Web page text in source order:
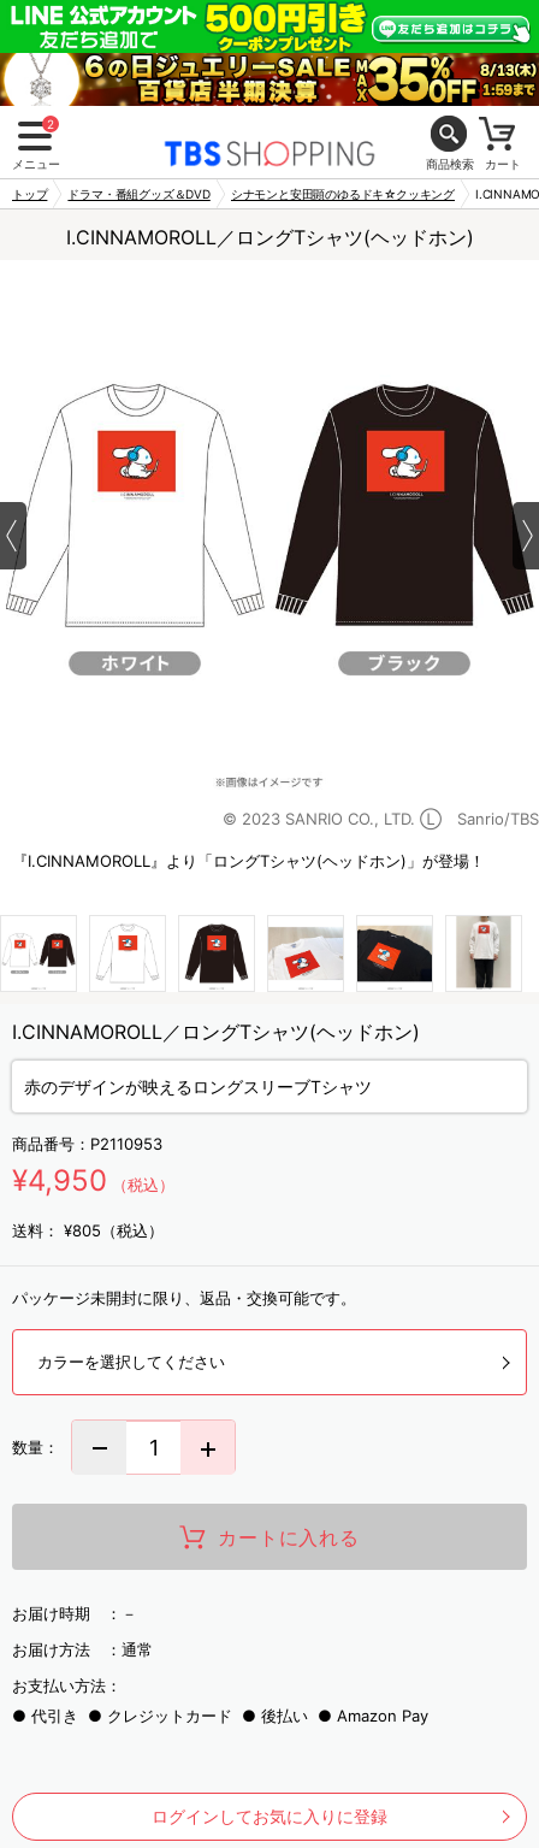
2
メニュー 商品検索 カート
トップ ドラマ・番組グッズ＆DVD シナモンと安田顕のゆるドキ☆クッキング
I.CINNAMOROLL／ロングTシャツ(ヘッドホン)
© 2023 SANRIO CO., LTD. Ⓛ Sanrio/TBS
『I.CINNAMOROLL』より「ロングTシャツ(ヘッドホン)」が登場！
I.CINNAMOROLL／ロングTシャツ(ヘッドホン)
赤のデザインが映えるロングスリーブTシャツ
商品番号： P2110953
¥4,950 （税込）
送料： ¥805（税込）
パッケージ未開封に限り、返品・交換可能です。
カラーを選択してください
数量：
カートに入れる
お届け時期 ： －
お届け方法 ： 通常
お支払い方法：
代引き
クレジットカード 後払い Amazon Pay
ログインしてお気に入りに登録